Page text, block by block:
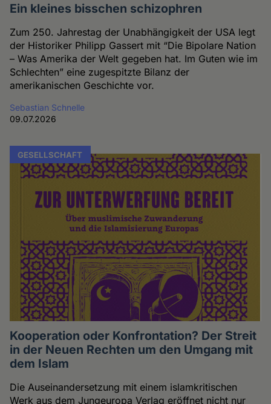
Ein kleines bisschen schizophren
Zum 250. Jahrestag der Unabhängigkeit der USA legt
der Historiker Philipp Gassert mit “Die Bipolare Nation
– Was Amerika der Welt gegeben hat. Im Guten wie im
Schlechten” eine zugespitzte Bilanz der
amerikanischen Geschichte vor.
Sebastian Schnelle
09.07.2026
GESELLSCHAFT
Kooperation oder Konfrontation? Der Streit
in der Neuen Rechten um den Umgang mit
dem Islam
Die Auseinandersetzung mit einem islamkritischen
Werk aus dem Jungeuropa Verlag eröffnet nicht nur